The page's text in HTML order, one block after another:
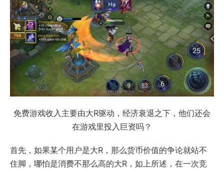
免费游戏收入主要由大R驱动，经济衰退之下，他们还会
在游戏里投入巨资吗？
首先，如果某个用户是大R，那么货币价值的争论就站不
住脚，哪怕是消费不那么高的大R，如上所述，在一次竞